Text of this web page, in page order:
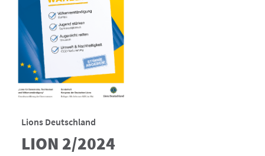
Lions Deutschland
LION 2/2024